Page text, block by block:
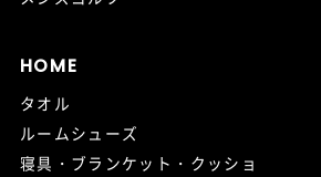
HOME
タオル
ルームシューズ
寝具・ブランケット・クッショ